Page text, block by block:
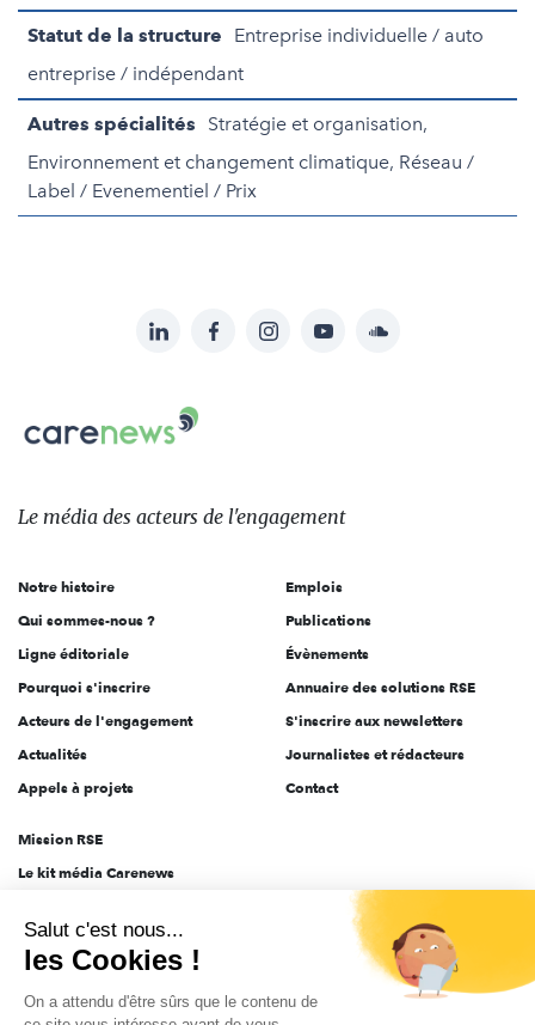
Statut de la structure
Entreprise individuelle / auto
entreprise / indépendant
Autres spécialités
Stratégie et organisation,
Environnement et changement climatique, Réseau /
Label / Evenementiel / Prix
sur:
LinkedInFacebookInstagramYouTubeSoundcloud
Carenews,
Le
des
l'engagement
Le média des acteurs de l'engagement
Notre histoire
Qui sommes-nous ?
Ligne éditoriale
Pourquoi s'inscrire
Acteurs de l'engagement
Actualités
Appels à projets
Emplois
Publications
Évènements
Annuaire des solutions RSE
S'inscrire aux newsletters
Journalistes et rédacteurs
Contact
Mission RSE
Le kit média Carenews
AEF info
Novethic
PRODURABLE
Salut c'est nous...
les Cookies !
On a attendu d'être sûrs que le contenu de